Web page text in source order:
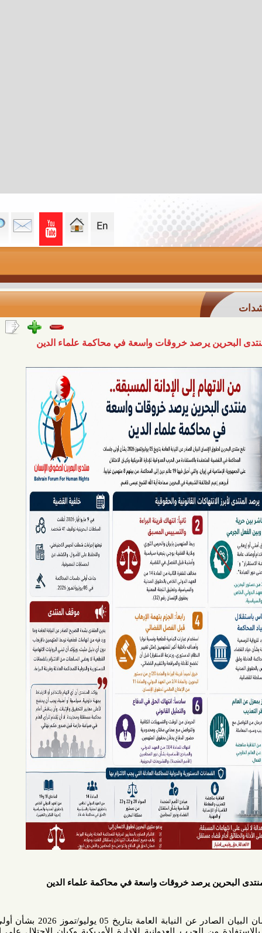
يرصد خروقات واسعة في محاكمة علماء الدين
يرصد خروقات واسعة في محاكمة علماء الدين
تابع منتدى البحرين لحقوق الإنسان البيان الصادر عن النيابة العامة بتاريخ 05 يوليو/تموز 2026 بشأن أولى جلسات